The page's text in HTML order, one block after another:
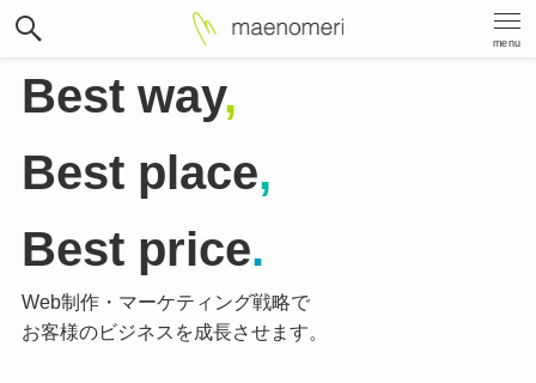
menu
Best way,
Best place,
Best price.
Web制作・マーケティング戦略で
お客様のビジネスを成長させます。